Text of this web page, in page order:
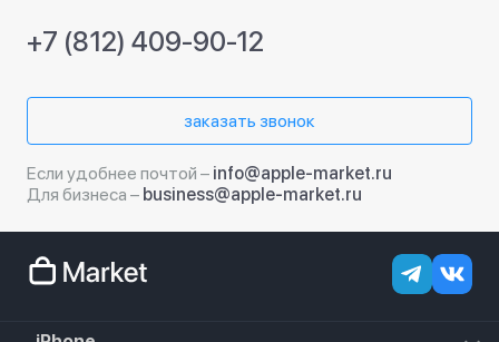
+7 (812) 409-90-12
заказать звонок
Если удобнее почтой – info@apple-market.ru
Для бизнеса – business@apple-market.ru